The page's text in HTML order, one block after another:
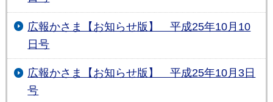
広報かさま【お知らせ版】 平成25年10月10
日号
広報かさま【お知らせ版】 平成25年10月3日
号